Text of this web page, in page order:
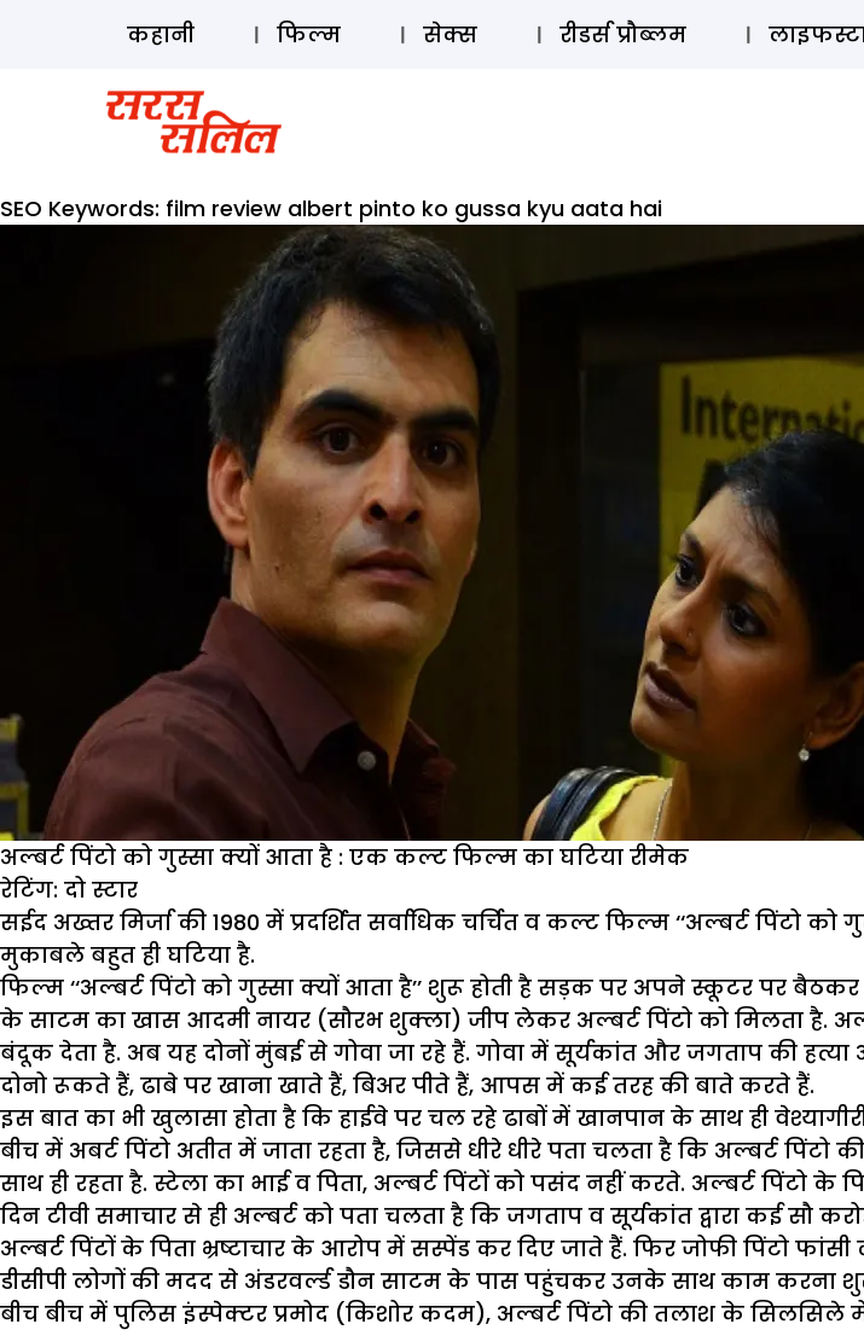
कहानी फिल्म सेक्स रीडर्स प्रौब्लम
SEO Keywords: film review albert pinto ko gussa kyu aata hai
अल्बर्ट पिंटो को गुस्सा क्यों आता है : एक कल्ट फिल्म का घटिया रीमेक
रेटिंग: दो स्टार
सईद अख्तर मिर्जा की 1980 में प्रदर्शित सर्वाधिक चर्चित व कल्ट फिल्म ‘‘अल्बर्ट पिंटो
मुकाबले बहुत ही घटिया है.
फिल्म ‘‘अल्बर्ट पिंटो को गुस्सा क्यों आता है’’ शुरू होती है सड़क पर अपने स्कूटर पर
के साटम का खास आदमी नायर (सौरभ शुक्ला) जीप लेकर अल्बर्ट पिंटो को मिलता है.
बंदूक देता है. अब यह दोनों मुंबई से गोवा जा रहे हैं. गोवा में सूर्यकांत और जगताप की
दोनो रूकते हैं, ढाबे पर खाना खाते हैं, बिअर पीते हैं, आपस में कई तरह की बाते करते हैं.
इस बात का भी खुलासा होता है कि हाईवे पर चल रहे ढाबों में खानपान के साथ ही
बीच में अबर्ट पिंटो अतीत में जाता रहता है, जिससे धीरे धीरे पता चलता है कि अल्बर्ट
साथ ही रहता है. स्टेला का भाई व पिता, अल्बर्ट पिंटों को पसंद नहीं करते. अल्बर्ट पिंटो
दिन टीवी समाचार से ही अल्बर्ट को पता चलता है कि जगताप व सूर्यकांत द्वारा कई
अल्बर्ट पिंटों के पिता भ्रष्टाचार के आरोप में सस्पेंड कर दिए जाते हैं. फिर जोफी पिंटो
डीसीपी लोगों की मदद से अंडरवर्ल्ड डौन साटम के पास पहुंचकर उनके साथ काम करना
बीच बीच में पुलिस इंस्पेक्टर प्रमोद (किशोर कदम), अल्बर्ट पिंटो की तलाश के